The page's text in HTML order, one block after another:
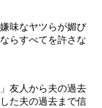
味なヤツらが媚び
らすべてを許さな
友人から夫の過去
た夫の過去まで信